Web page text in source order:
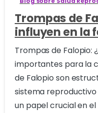
Trompas de
influyen en la
Trompas de Falopio:
importantes para la
de Falopio son
sistema
un papel crucial en